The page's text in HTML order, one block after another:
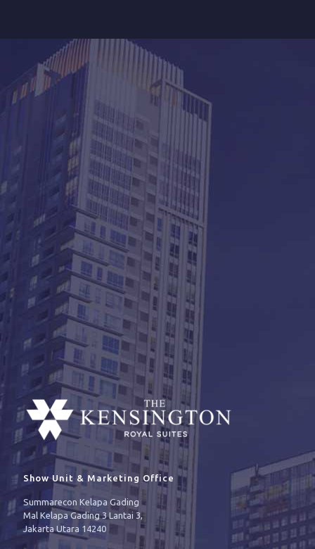
Show Unit & Marketing Office
Summarecon Kelapa Gading
Mal Kelapa Gading 3 Lantai 3,
Jakarta Utara 14240